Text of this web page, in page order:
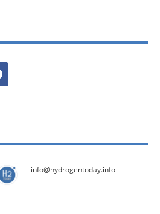
info@hydrogentoday.info